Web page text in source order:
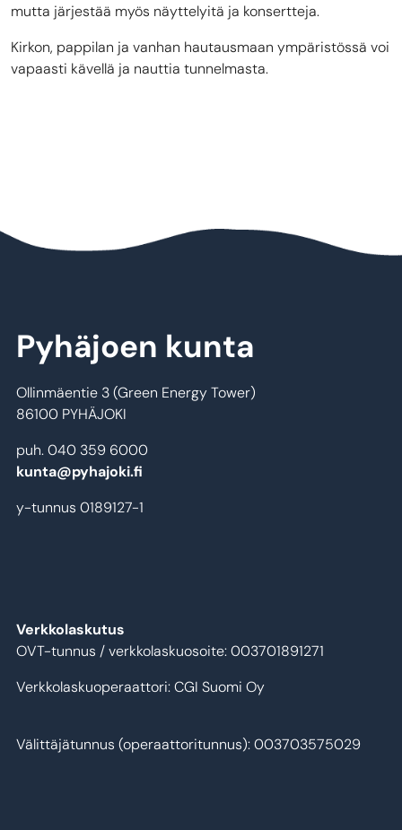
mutta järjestää myös näyttelyitä ja konsertteja.
Kirkon, pappilan ja vanhan hautausmaan ympäristössä voi
vapaasti kävellä ja nauttia tunnelmasta.
Pyhäjoen kunta
Ollinmäentie 3 (Green Energy Tower)
86100 PYHÄJOKI
puh. 040 359 6000
kunta@pyhajoki.fi
y-tunnus 0189127-1
Verkkolaskutus
OVT-tunnus / verkkolaskuosoite: 003701891271
Verkkolaskuoperaattori: CGI Suomi Oy
Välittäjätunnus (operaattoritunnus): 003703575029